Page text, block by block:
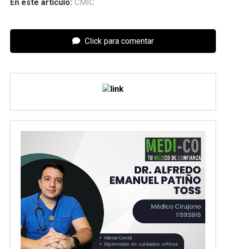
En este articulo: CMIC
Click para comentar